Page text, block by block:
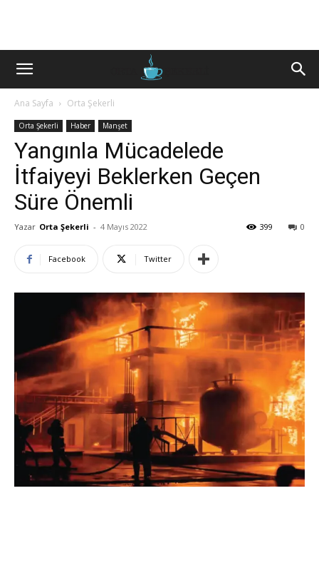
Ana Sayfa Orta Şekerli
Orta Şekerli Haber Manşet
Yangınla Mücadelede
İtfaiyeyi Beklerken Geçen
Süre Önemli
Yazar Orta Şekerli - 4 Mayıs 2022 0
399
Facebook Twitter